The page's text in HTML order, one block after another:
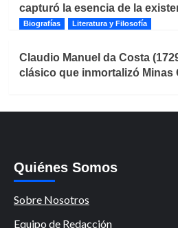
capturó la esencia de la
Biografías Literatura y Filosofía
Claudio Manuel da Costa
clásico que inmortalizó Minas
Quiénes Somos
Sobre Nosotros
Equipo de Redacción